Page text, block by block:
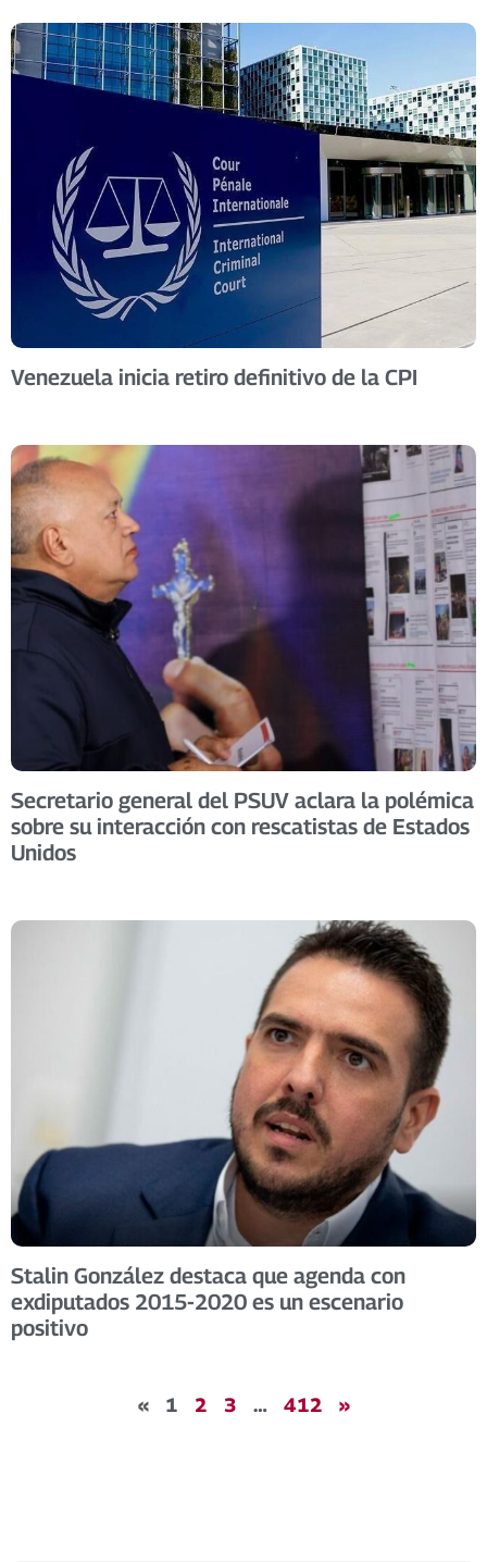
Venezuela inicia retiro definitivo de la CPI
Secretario general del PSUV aclara la polémica
sobre su interacción con rescatistas de Estados
Unidos
Stalin González destaca que agenda con
exdiputados 2015-2020 es un escenario
positivo
« 1 2 3 … 412 »